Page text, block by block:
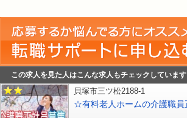
この求人を見た人はこんな求人もチェックしています
貝塚市三ツ松2188-1